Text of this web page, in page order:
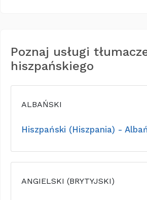
Poznaj usługi
hiszpańskiego
ALBAŃSKI
Hiszpański (Hiszpania) -
ANGIELSKI (BRYTYJSKI)